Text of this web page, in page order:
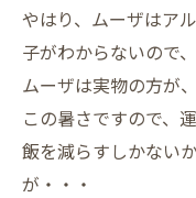
やはり、ムーザはア
子がわからないので
ムーザは実物の方が
この暑さですので、
飯を減らすしかない
が・・・